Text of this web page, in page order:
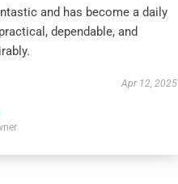
and has become a daily
dependable, and
Apr 12, 2025